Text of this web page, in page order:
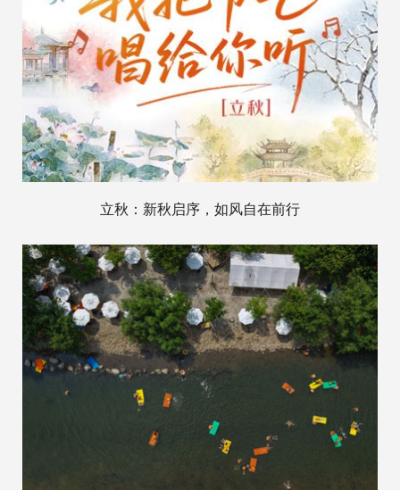
立秋：新秋启序，如风自在前行